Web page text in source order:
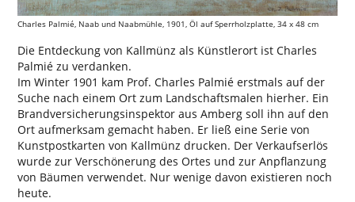
Charles Palmié, Naab und Naabmühle, 1901, Öl auf Sperrholzplatte, 34 x 48 cm
Die Entdeckung von Kallmünz als Künstlerort ist Charles
Palmié zu verdanken.
Im Winter 1901 kam Prof. Charles Palmié erstmals auf der
Suche nach einem Ort zum Landschaftsmalen hierher. Ein
Brandversicherungsinspektor aus Amberg soll ihn auf den
Ort aufmerksam gemacht haben. Er ließ eine Serie von
Kunstpostkarten von Kallmünz drucken. Der Verkaufserlös
wurde zur Verschönerung des Ortes und zur Anpflanzung
von Bäumen verwendet. Nur wenige davon existieren noch
heute.